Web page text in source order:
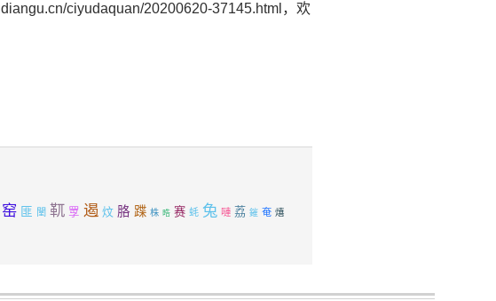
ciyudaquan/20200620-37145.html，欢
窑 匪 闉 靰 罦 遏 炆 胳 蹀 株 晧 赛 蚝 兔 嗹 荔 鏙 奄 熺